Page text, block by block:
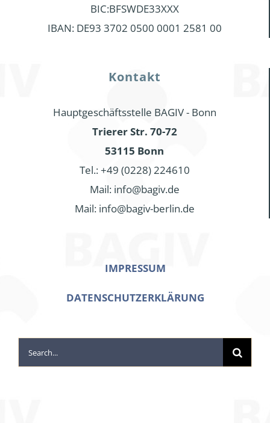
BIC:BFSWDE33XXX
IBAN: DE93 3702 0500 0001 2581 00
Kontakt
Hauptgeschäftsstelle BAGIV - Bonn
Trierer Str. 70-72
53115 Bonn
Tel.: +49 (0228) 224610
Mail: info@bagiv.de
Mail: info@bagiv-berlin.de
IMPRESSUM
DATENSCHUTZERKLÄRUNG
Search
for: